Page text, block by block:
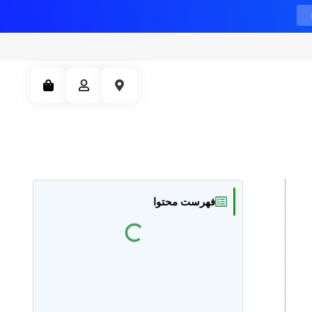
فهرست محتوا